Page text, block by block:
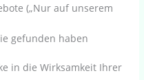
(„Nur auf unserem
gefunden haben
in die Wirksamkeit Ihrer